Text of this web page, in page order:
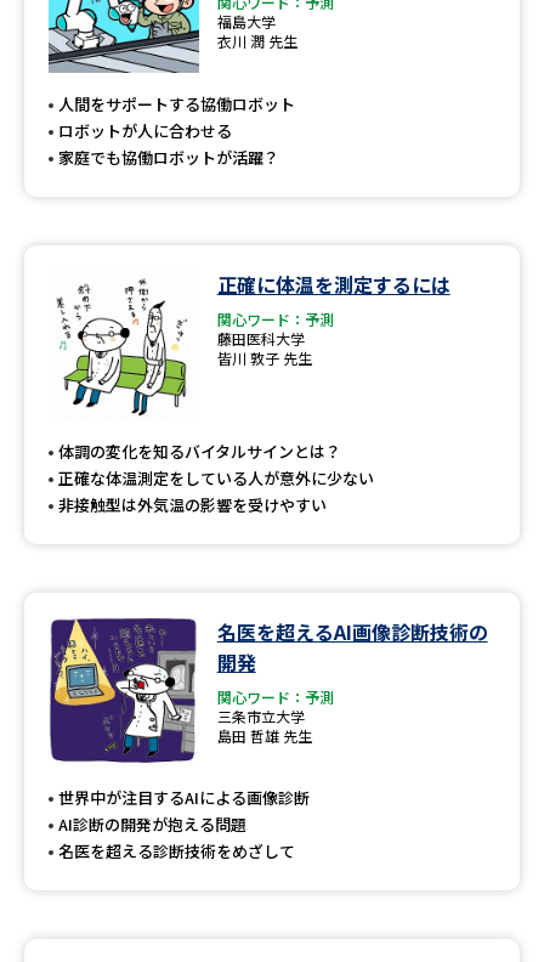
福島大学
衣川 潤 先生
人間をサポートする協働ロボット
ロボットが人に合わせる
家庭でも協働ロボットが活躍？
正確に体温を測定するには
関心ワード：予測
藤田医科大学
皆川 敦子 先生
体調の変化を知るバイタルサインとは？
正確な体温測定をしている人が意外に少ない
非接触型は外気温の影響を受けやすい
名医を超えるAI画像診断技術の
開発
関心ワード：予測
三条市立大学
島田 哲雄 先生
世界中が注目するAIによる画像診断
AI診断の開発が抱える問題
名医を超える診断技術をめざして